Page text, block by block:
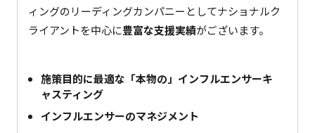
ィングのリーディングカンパニーとしてナショナルク
ライアントを中心に豊富な支援実績がございます。
施策目的に最適な「本物の」インフルエンサーキ
ャスティング
インフルエンサーのマネジメント